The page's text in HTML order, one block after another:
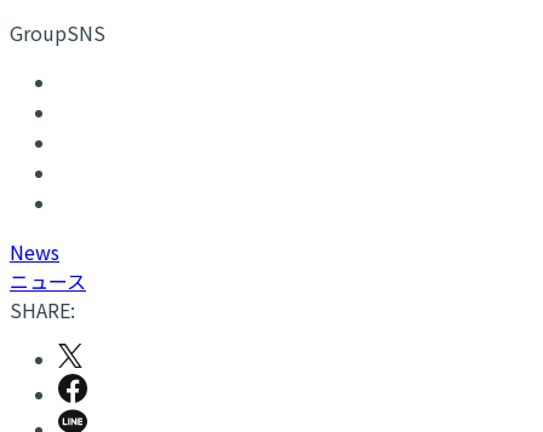
GroupSNS
News
ニュース
SHARE: